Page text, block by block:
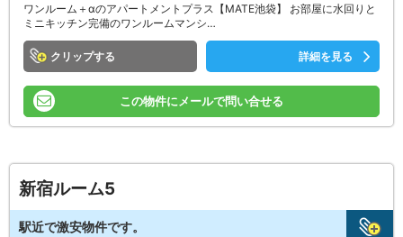
ワンルーム＋αのアパートメントプラス【MATE池袋】 お部屋に水回りと
ミニキッチン完備のワンルームマンシ…
クリップ 詳細を見る
この物件にメールで問い合せる
新宿ルーム5
駅近で激安物件です。